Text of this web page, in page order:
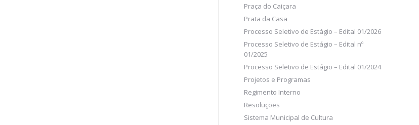
Praça do Caiçara
Prata da Casa
Processo Seletivo de Estágio – Edital 01/2026
Processo Seletivo de Estágio – Edital nº
01/2025
Processo Seletivo de Estágio – Edital 01/2024
Projetos e Programas
Regimento Interno
Resoluções
Sistema Municipal de Cultura